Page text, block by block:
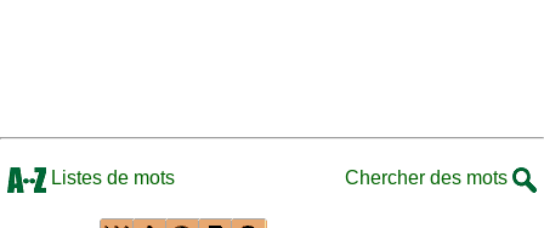
Listes de mots Chercher des mots